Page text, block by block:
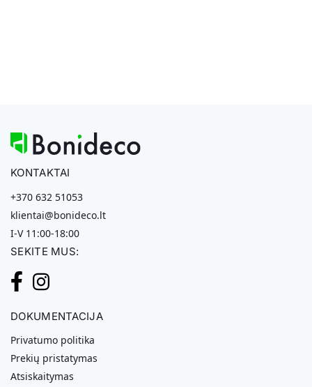
KONTAKTAI
+370 632 51053
klientai@bonideco.lt
I-V 11:00-18:00
SEKITE MUS:
DOKUMENTACIJA
Privatumo politika
Prekių pristatymas
Atsiskaitymas